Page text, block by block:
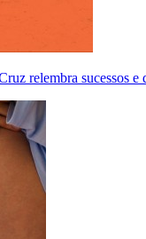
relembra sucessos e